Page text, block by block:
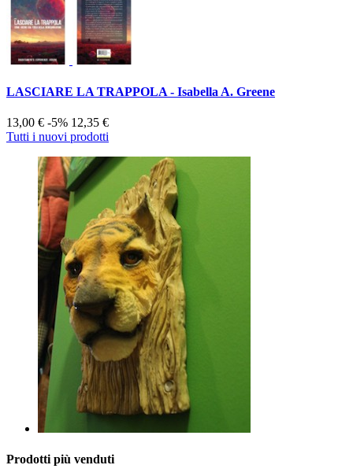
LASCIARE LA TRAPPOLA - Isabella A. Greene
13,00 € -5% 12,35 €
Tutti i nuovi prodotti
Prodotti più venduti